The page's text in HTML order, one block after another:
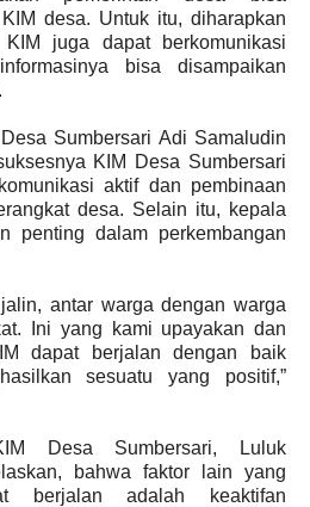
desa. Untuk itu, diharapkan
juga dapat berkomunikasi
bisa disampaikan
Sumbersari Adi Samaludin
KIM Desa Sumbersari
aktif dan pembinaan
desa. Selain itu, kepala
penting dalam perkembangan
antar warga dengan warga
Ini yang kami upayakan dan
dapat berjalan dengan baik
sesuatu yang positif,”
Desa Sumbersari, Luluk
bahwa faktor lain yang
berjalan adalah keaktifan